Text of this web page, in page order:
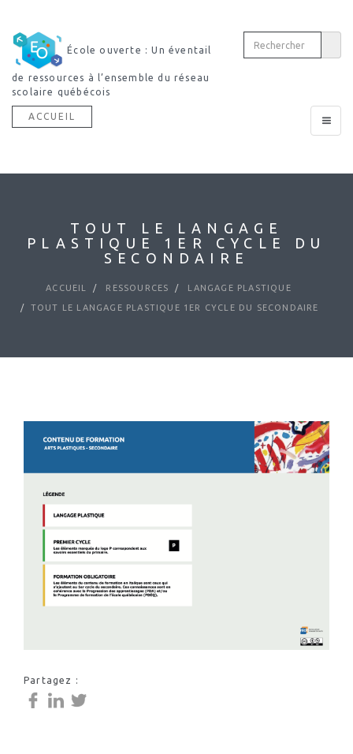
École ouverte : Un éventail
de ressources à l’ensemble du réseau
scolaire québécois
Toggle
ACCUEIL
TOUT LE LANGAGE
PLASTIQUE 1ER CYCLE DU
SECONDAIRE
ACCUEIL RESSOURCES LANGAGE PLASTIQUE
TOUT LE LANGAGE PLASTIQUE 1ER CYCLE DU SECONDAIRE
Partagez :